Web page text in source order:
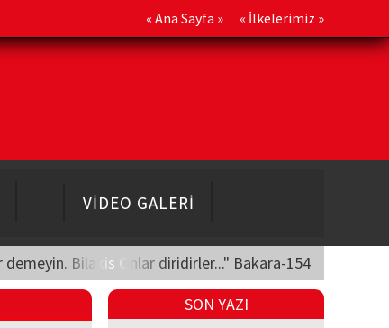
« Ana Sayfa » « İlkelerimiz »
VİDEO GALERİ
demeyin. Bilakis Onlar diridirler..." Bakara-154
SON YAZI